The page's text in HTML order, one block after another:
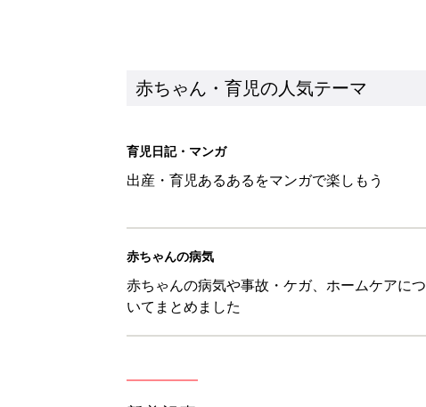
赤ちゃん・育児の人気テーマ
育児日記・マンガ
出産・育児あるあるをマンガで楽しもう
赤ちゃんの病気
赤ちゃんの病気や事故・ケガ、ホームケアにつ
いてまとめました